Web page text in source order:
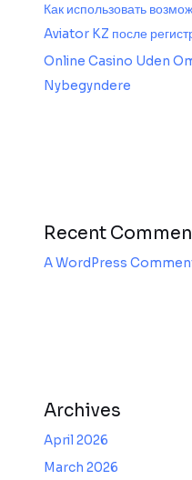
Как использовать
Aviator KZ после
Online Casino Uden
Nybegyndere
Recent
A WordPress
Archives
April 2026
March 2026